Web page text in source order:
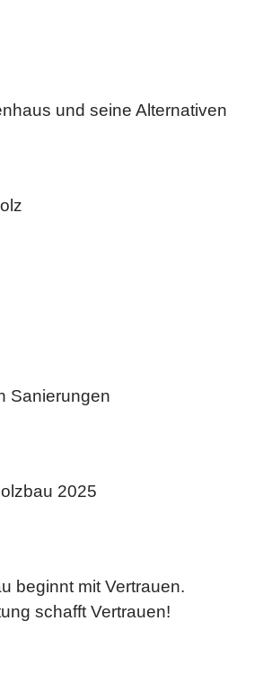
und seine Alternativen
Sanierungen
2025
beginnt mit Vertrauen.
schafft Vertrauen!